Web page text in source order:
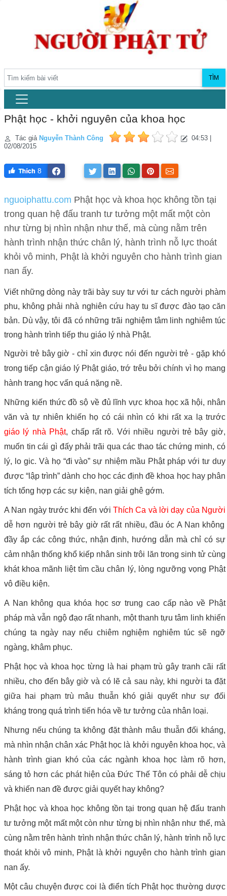
TÌM
Phật học - khởi nguyên của khoa học
Tác giả Nguyễn Thành Công
04:53 |
02/08/2015
8
nguoiphattu.com Phật học và khoa học không tồn tại
trong quan hệ đấu tranh tư tưởng một mất một còn
như từng bị nhìn nhận như thế, mà cùng nằm trên
hành trình nhận thức chân lý, hành trình nỗ lực thoát
khỏi vô minh, Phật là khởi nguyên cho hành trình gian
nan ấy.
Viết những dòng này trãi bày suy tư với tư cách người phàm
phu, không phải nhà nghiên cứu hay tu sĩ được đào tạo căn
bản. Dù vậy, tôi đã có những trãi nghiệm tâm linh nghiêm túc
trong hành trình tiếp thu giáo lý nhà Phật.
Người trẻ bây giờ - chỉ xin được nói đến người trẻ - gặp khó
trong tiếp cận giáo lý Phật giáo, trớ trêu bởi chính vì họ mang
hành trang học vấn quá nặng nề.
Những kiến thức đồ sộ về đủ lĩnh vực khoa học xã hội, nhân
văn và tự nhiên khiến họ có cái nhìn có khi rất xa lạ trước
giáo lý nhà Phật, chấp rất rõ. Với nhiều người trẻ bây giờ,
muốn tin cái gì đấy phải trãi qua các thao tác chứng minh, có
lý, lo gic. Và họ “đi vào” sự nhiệm mầu Phật pháp với tư duy
được “lập trình” dành cho học các định đề khoa học hay phân
tích tổng hợp các sự kiện, nan giải ghê gớm.
A Nan ngày trước khi đến vớiThích Ca và lời dạy của Người
dễ hơn người trẻ bây giờ rất rất nhiều, đầu óc A Nan không
đầy ắp các công thức, nhận định, hướng dẫn mà chỉ có sự
cảm nhận thống khổ kiếp nhân sinh trôi lăn trong sinh tử cùng
khát khoa mãnh liệt tìm cầu chân lý, lòng ngưỡng vọng Phật
vô điều kiện.
A Nan không qua khóa học sơ trung cao cấp nào về Phật
pháp mà vẫn ngộ đạo rất nhanh, một thanh tựu tâm linh khiến
chúng ta ngày nay nếu chiêm nghiệm nghiêm túc sẽ ngỡ
ngàng, khâm phục.
Phật học và khoa học từng là hai phạm trù gây tranh cãi rất
nhiều, cho đến bây giờ và có lẽ cả sau này, khi người ta đặt
giữa hai phạm trù mâu thuẫn khó giải quyết như sự đối
kháng trong quá trình tiến hóa về tư tưởng của nhân loại.
Nhưng nếu chúng ta không đặt thành mâu thuẫn đối kháng,
mà nhìn nhận chân xác Phật học là khởi nguyên khoa học, và
hành trình gian khó của các ngành khoa học làm rõ hơn,
sáng tỏ hơn các phát hiện của Đức Thế Tôn có phải dễ chịu
và khiến nan đề được giải quyết hay không?
Phật học và khoa học không tồn tại trong quan hệ đấu tranh
tư tưởng một mất một còn như từng bị nhìn nhận như thế, mà
cùng nằm trên hành trình nhận thức chân lý, hành trình nỗ lực
thoát khỏi vô minh, Phật là khởi nguyên cho hành trình gian
nan ấy.
Một câu chuyện được coi là điển tích Phật học thường dược